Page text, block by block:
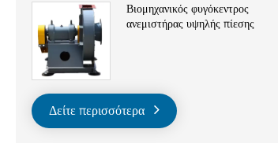
Βιομηχανικός φυγόκεντρος
ανεμιστήρας υψηλής πίεσης
Δείτε περισσότερα